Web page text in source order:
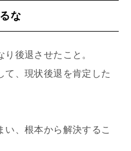
な
後退させたこと。
て、現状後退を肯定した
い、根本から解決するこ